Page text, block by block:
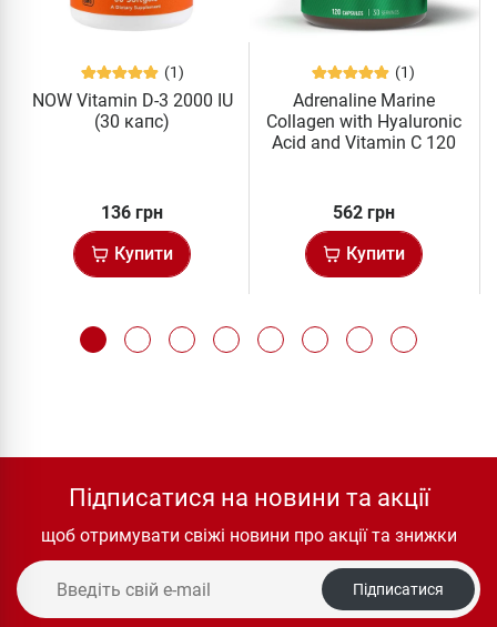
(1)
NOW Vitamin D-3 2000 IU
(30 капс)
136 грн
Купити
(1)
Adrenaline Marine
Collagen with Hyaluronic
Acid and Vitamin C 120
562 грн
Купити
Підписатися на новини та акції
щоб отримувати свіжі новини про акції та знижки
Підписатися